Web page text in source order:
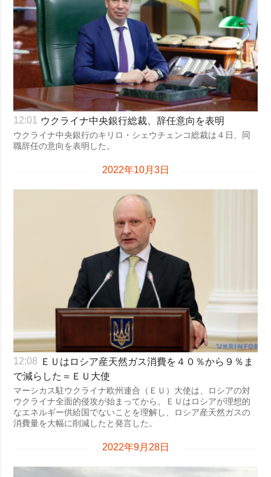
12:01 ウクライナ中央銀行総裁、辞任意向を表明
ウクライナ中央銀行のキリロ・シェウチェンコ総裁は４日、同
職辞任の意向を表明した。
2022年10月3日
12:08 ＥＵはロシア産天然ガス消費を４０％から９％ま
で減らした＝ＥＵ大使
マーシカス駐ウクライナ欧州連合（ＥＵ）大使は、ロシアの対
ウクライナ全面的侵攻が始まってから、ＥＵはロシアが理想的
なエネルギー供給国でないことを理解し、ロシア産天然ガスの
消費量を大幅に削減したと発言した。
2022年9月28日